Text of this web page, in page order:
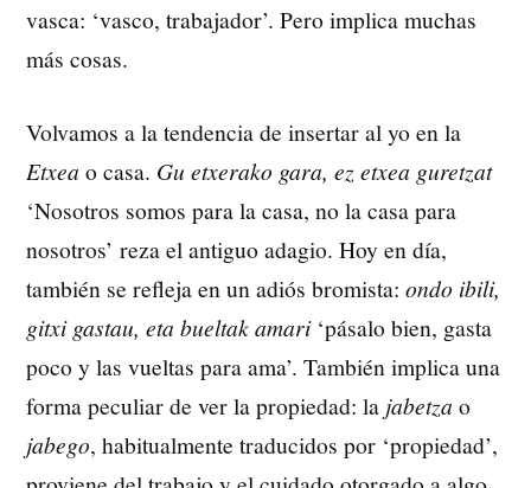
vasca: ‘vasco, trabajador’. Pero implica muchas
más cosas.
Volvamos a la tendencia de insertar al yo en la
Etxea o casa. Gu etxerako gara, ez etxea guretzat
‘Nosotros somos para la casa, no la casa para
nosotros’ reza el antiguo adagio. Hoy en día,
también se refleja en un adiós bromista:ondo ibili,
gitxi gastau, eta bueltak amari‘pásalo bien, gasta
poco y las vueltas para ama’. También implica una
forma peculiar de ver la propiedad: la jabetza o
jabego, habitualmente traducidos por ‘propiedad’,